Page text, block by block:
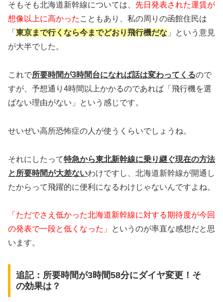
そもそも北海道新幹線については、 先日発表された運賃が
想像以上に高かった こともあり、私の周りの函館住民は
「 東京まで行くなら今までどおり飛行機だな 」という意見
が大半でした。
これで所要時間が3時間台になれば話は変わってくるので
すが、予想通り4時間以上かかるのであれば「飛行機を選
ばない理由がない」という感じです。
せいぜい高所恐怖症の人が使うくらいでしょうね。
それにしたって特急から東北新幹線に乗り継ぐ現在の方法
と所要時間が大差ないわけですし、北海道新幹線が開通し
たからって飛躍的に便利になるわけじゃないんですよね。
「ただでさえ低かった北海道新幹線に対する期待度が今回
の発表で一段と低くなった」
というのが率直な感想だと思
います。
追記：所要時間が3時間58分にダイヤ変更！そ
の効果は？